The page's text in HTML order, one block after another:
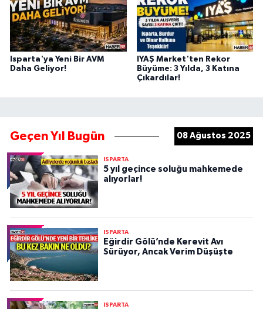
Isparta'ya Yeni Bir AVM
Daha Geliyor!
IYAŞ Market'ten Rekor
Büyüme: 3 Yılda, 3 Katına
Çıkardılar!
Geçen Yıl Bugün 08 Ağustos 2025
ISPARTA
5 yıl geçince soluğu mahkemede
alıyorlar!
ISPARTA
Eğirdir Gölü’nde Kerevit Avı
Sürüyor, Ancak Verim Düşüşte
ISPARTA